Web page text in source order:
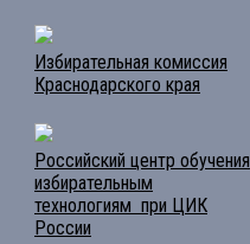
Избирательная комиссия
Краснодарского края
Российский центр обучения
избирательным
технологиям при ЦИК
России